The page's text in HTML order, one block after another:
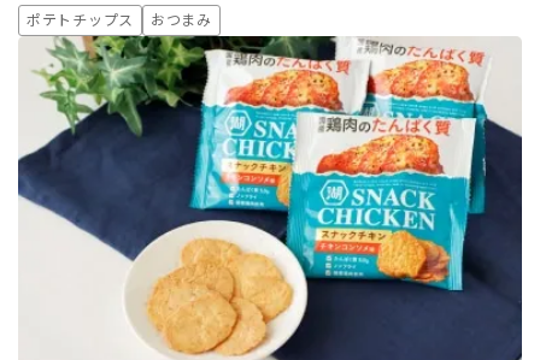
ポテトチップス おつまみ